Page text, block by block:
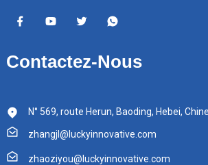
Contactez-Nous
N° 569, route Herun, Baoding, Hebei, Chine
zhangjl@luckyinnovative.com
zhaoziyou@luckyinnovative.com